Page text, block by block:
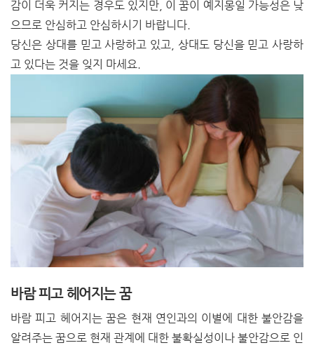
감이 더욱 커지는 경우도 있지만, 이 꿈이 예지몽일 가능성은 낮
으므로 안심하고 안심하시기 바랍니다.
당신은 상대를 믿고 사랑하고 있고, 상대도 당신을 믿고 사랑하
고 있다는 것을 잊지 마세요.
바람 피고 헤어지는 꿈
바람 피고 헤어지는 꿈은 현재 연인과의 이별에 대한 불안감을
알려주는 꿈으로 현재 관계에 대한 불확실성이나 불안감으로 인